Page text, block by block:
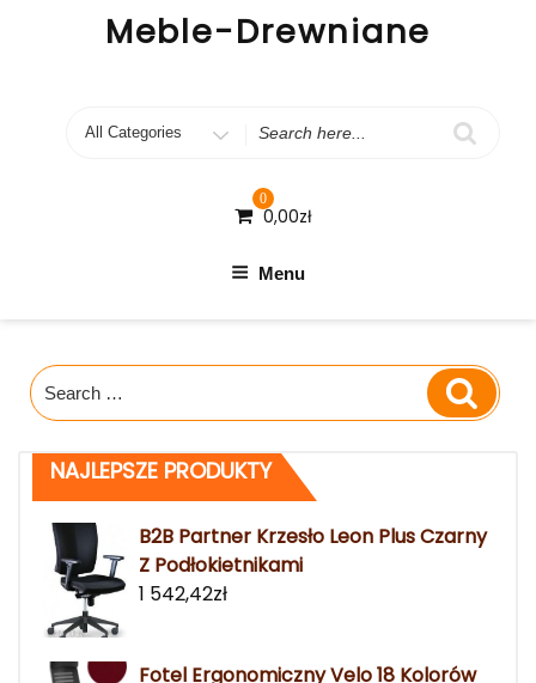
Meble-Drewniane
Search
0
0,00zł
Menu
Search
for:
Search
NAJLEPSZE PRODUKTY
B2B Partner Krzesło Leon Plus Czarny
Z Podłokietnikami
1 542,42zł
Fotel Ergonomiczny Velo 18 Kolorów